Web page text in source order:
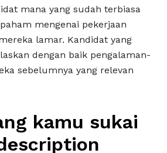
mana yang sudah terbiasa
mengenai pekerjaan
lamar. Kandidat yang
dengan baik pengalaman-
sebelumnya yang relevan
kamu sukai